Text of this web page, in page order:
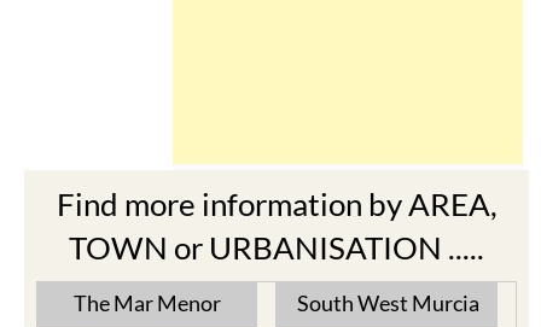
Find more information by AREA,
TOWN or URBANISATION .....
The Mar Menor
Cabo de Palos
South West Murcia
Aguilas